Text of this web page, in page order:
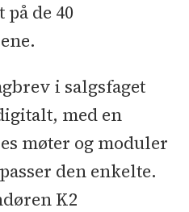
de 40
i salgsfaget
med en
møter og moduler
den enkelte.
K2